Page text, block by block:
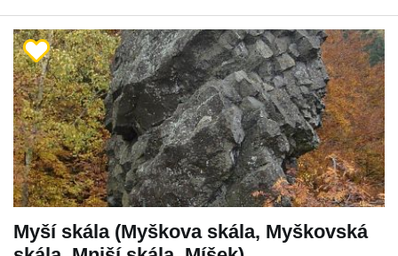
Myší skála (Myškova skála, Myškovská